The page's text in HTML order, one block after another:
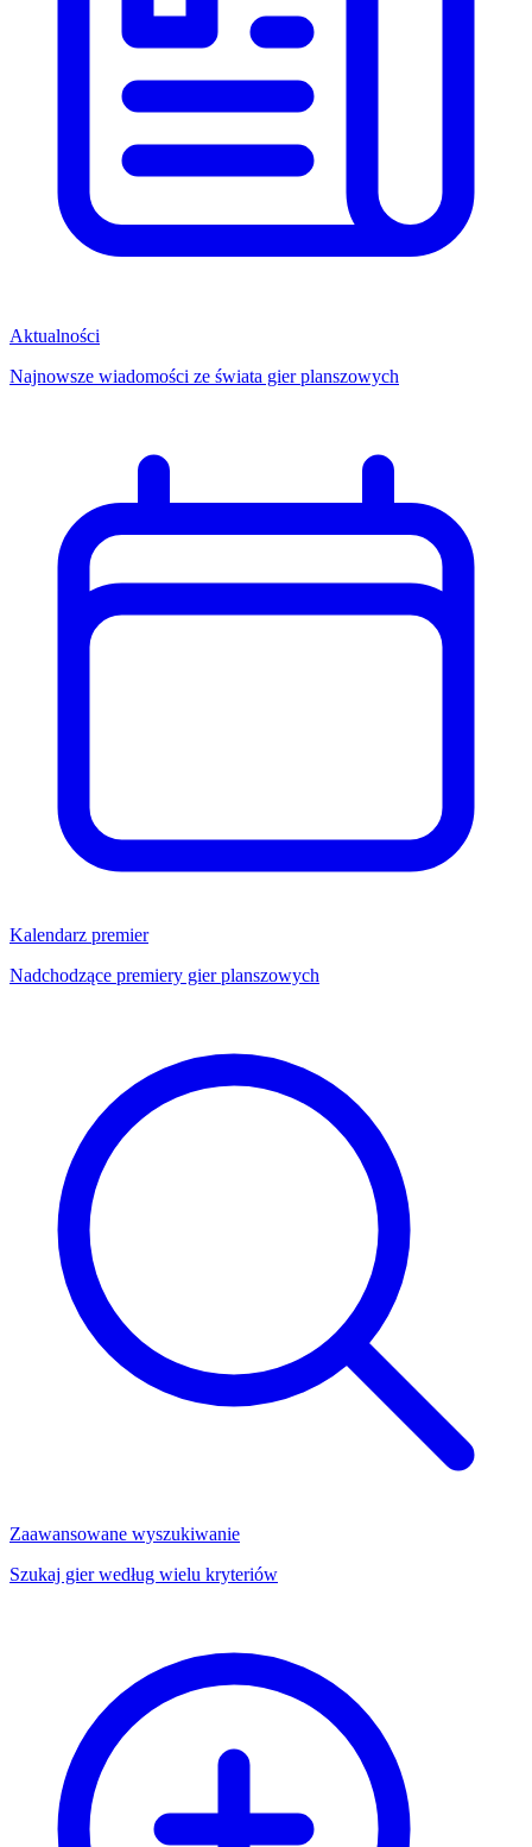
Aktualności
Najnowsze wiadomości ze świata gier planszowych
Kalendarz premier
Nadchodzące premiery gier planszowych
Zaawansowane wyszukiwanie
Szukaj gier według wielu kryteriów